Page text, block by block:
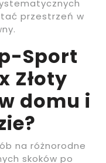
przestrzeń w
Sport
Złoty
domu i
na różnorodne
skoków po